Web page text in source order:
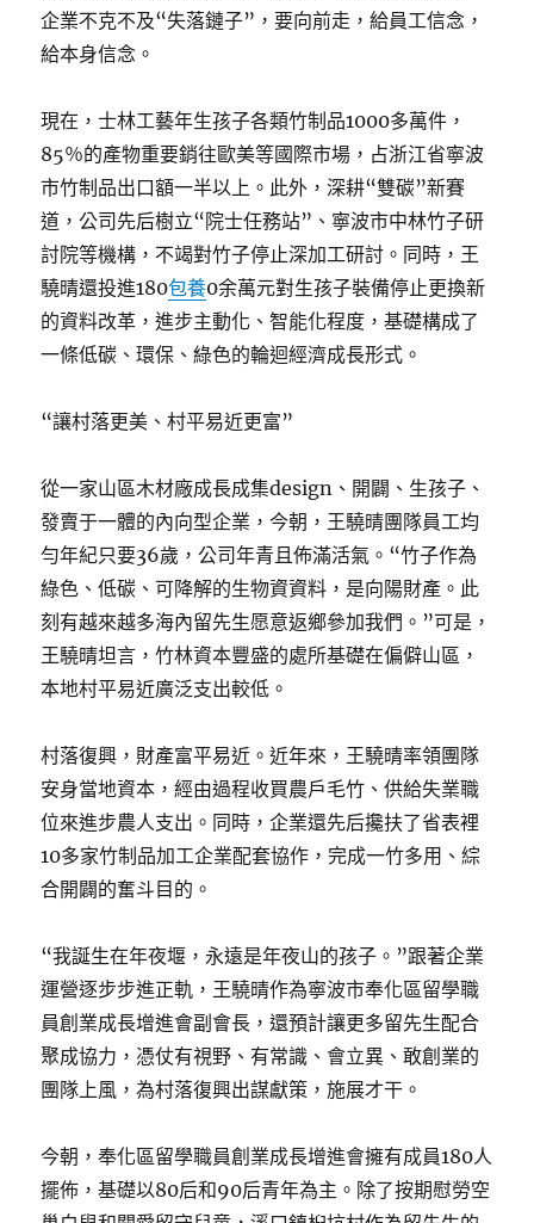
企業不克不及“失落鏈子”，要向前走，給員工信念，
給本身信念。
現在，士林工藝年生孩子各類竹制品1000多萬件，
85％的產物重要銷往歐美等國際市場，占浙江省寧波
市竹制品出口額一半以上。此外，深耕“雙碳”新賽
道，公司先后樹立“院士任務站”、寧波市中林竹子研
討院等機構，不竭對竹子停止深加工研討。同時，王
驍晴還投進180包養0余萬元對生孩子裝備停止更換新
的資料改革，進步主動化、智能化程度，基礎構成了
一條低碳、環保、綠色的輪迴經濟成長形式。
“讓村落更美、村平易近更富”
從一家山區木材廠成長成集design、開闢、生孩子、
發賣于一體的內向型企業，今朝，王驍晴團隊員工均
勻年紀只要36歲，公司年青且佈滿活氣。“竹子作為
綠色、低碳、可降解的生物資資料，是向陽財產。此
刻有越來越多海內留先生愿意返鄉參加我們。”可是，
王驍晴坦言，竹林資本豐盛的處所基礎在偏僻山區，
本地村平易近廣泛支出較低。
村落復興，財產富平易近。近年來，王驍晴率領團隊
安身當地資本，經由過程收買農戶毛竹、供給失業職
位來進步農人支出。同時，企業還先后攙扶了省表裡
10多家竹制品加工企業配套協作，完成一竹多用、綜
合開闢的奮斗目的。
“我誕生在年夜堰，永遠是年夜山的孩子。”跟著企業
運營逐步步進正軌，王驍晴作為寧波市奉化區留學職
員創業成長增進會副會長，還預計讓更多留先生配合
聚成協力，憑仗有視野、有常識、會立異、敢創業的
團隊上風，為村落復興出謀獻策，施展才干。
今朝，奉化區留學職員創業成長增進會擁有成員180人
擺佈，基礎以80后和90后青年為主。除了按期慰勞空